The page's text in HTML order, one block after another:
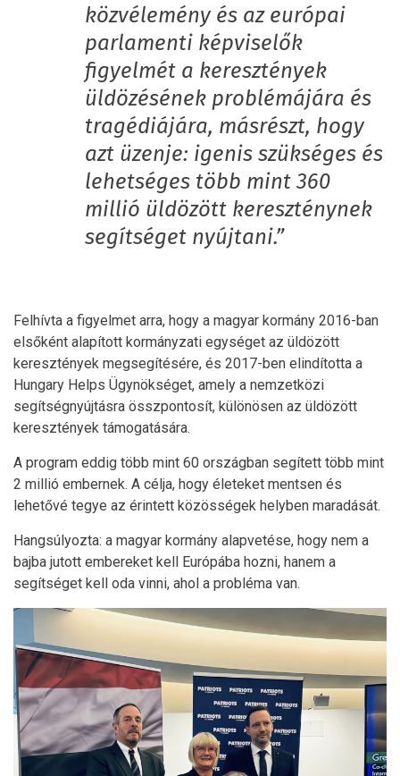
közvélemény és az európai
parlamenti képviselők
figyelmét a keresztények
üldözésének problémájára és
tragédiájára, másrészt, hogy
azt üzenje: igenis szükséges és
lehetséges több mint 360
millió üldözött kereszténynek
segítséget nyújtani.”
Felhívta a figyelmet arra, hogy a magyar kormány 2016-ban
elsőként alapított kormányzati egységet az üldözött
keresztények megsegítésére, és 2017-ben elindította a
Hungary Helps Ügynökséget, amely a nemzetközi
segítségnyújtásra összpontosít, különösen az üldözött
keresztények támogatására.
A program eddig több mint 60 országban segített több mint
2 millió embernek. A célja, hogy életeket mentsen és
lehetővé tegye az érintett közösségek helyben maradását.
Hangsúlyozta: a magyar kormány alapvetése, hogy nem a
bajba jutott embereket kell Európába hozni, hanem a
segítséget kell oda vinni, ahol a probléma van.